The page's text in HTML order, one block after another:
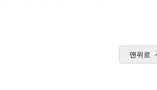
맨위로